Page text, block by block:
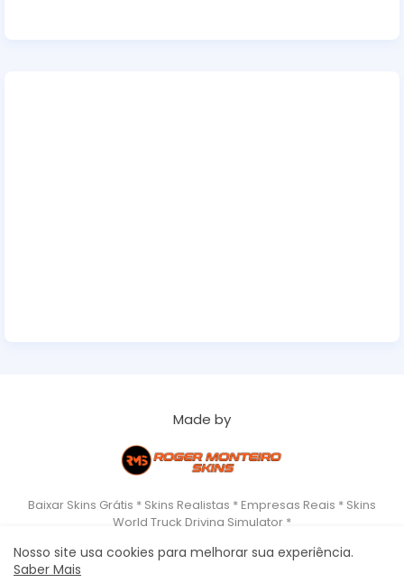
Made by
Baixar Skins Grátis * Skins Realistas * Empresas Reais * Skins
World Truck Driving Simulator *
Nosso site usa cookies para melhorar sua experiência.
Saber Mais